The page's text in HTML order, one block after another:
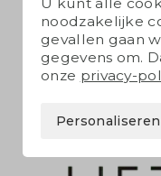
noodzakelijke
gevallen gaan
gegevens om.
onze privacy-
Personaliseren